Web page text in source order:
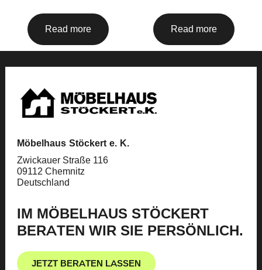
Read more Read more
Möbelhaus Stöckert e. K.
Zwickauer Straße 116
09112 Chemnitz
Deutschland
IM MÖBELHAUS STÖCKERT
BERATEN WIR SIE PERSÖNLICH.
JETZT BERATEN LASSEN